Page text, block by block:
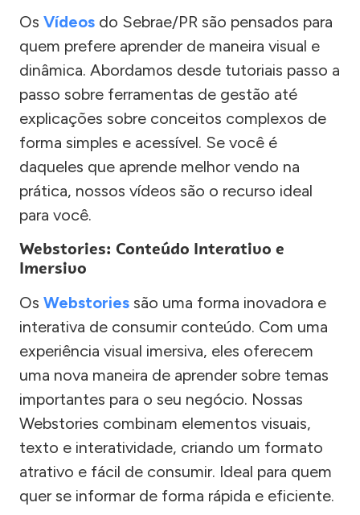
Os Vídeos do Sebrae/PR são pensados para
quem prefere aprender de maneira visual e
dinâmica. Abordamos desde tutoriais passo a
passo sobre ferramentas de gestão até
explicações sobre conceitos complexos de
forma simples e acessível. Se você é
daqueles que aprende melhor vendo na
prática, nossos vídeos são o recurso ideal
para você.
Webstories: Conteúdo Interativo e
Imersivo
Os Webstories são uma forma inovadora e
interativa de consumir conteúdo. Com uma
experiência visual imersiva, eles oferecem
uma nova maneira de aprender sobre temas
importantes para o seu negócio. Nossas
Webstories combinam elementos visuais,
texto e interatividade, criando um formato
atrativo e fácil de consumir. Ideal para quem
quer se informar de forma rápida e eficiente.